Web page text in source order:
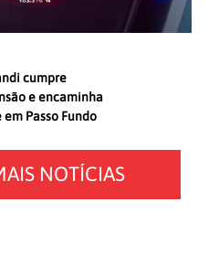
cumpre
e encaminha
Passo Fundo
NOTÍCIAS